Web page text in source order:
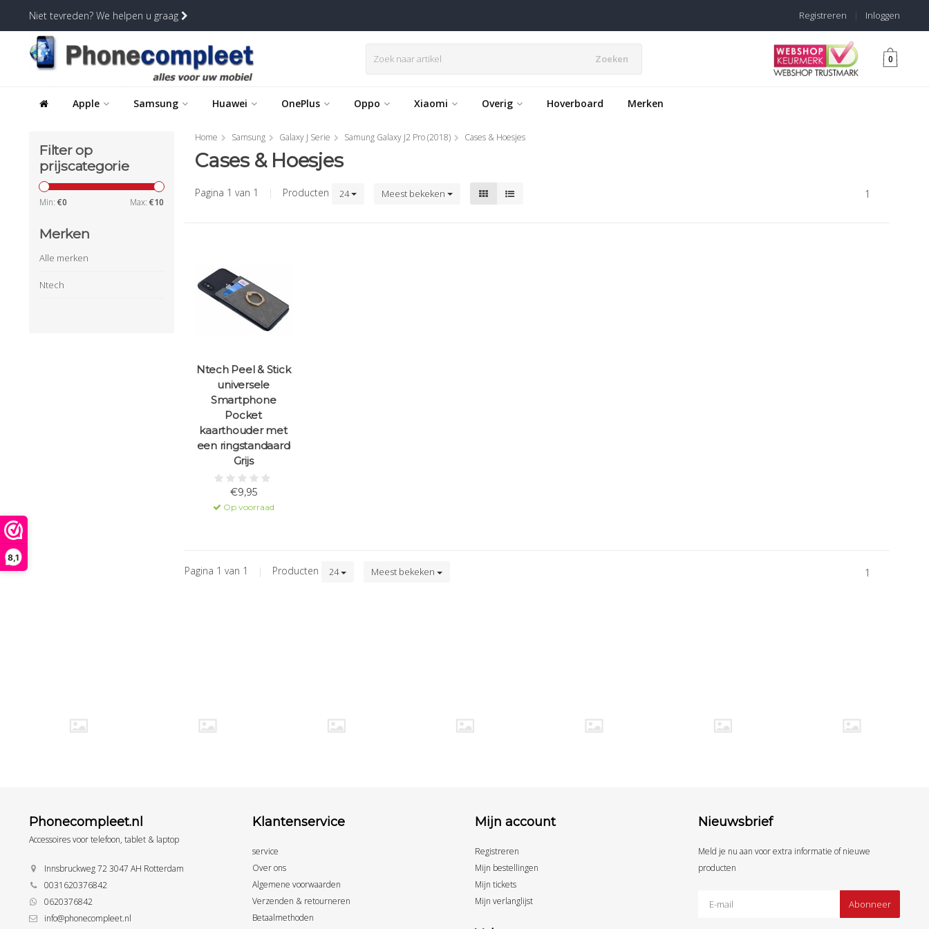
8,1
Niet tevreden? We helpen u graag Inloggen
|
Registreren
Zoeken 0
Apple Samsung Huawei OnePlus Oppo Xiaomi Overig Hoverboard Merken
Filter op
prijscategorie
Min: €0 Max: €10
Merken
Alle merken
Ntech
Home Samsung Galaxy J Serie Samung Galaxy J2 Pro (2018) Cases & Hoesjes
Cases & Hoesjes
Pagina 1 van 1 | Producten 24 Meest bekeken 1
Ntech Peel & Stick
universele
Smartphone
Pocket
kaarthouder met
een ringstandaard
Grijs
€9,95
Op voorraad
Pagina 1 van 1 | Producten 24 Meest bekeken 1
Phonecompleet.nl
Accessoires voor telefoon, tablet & laptop
Innsbruckweg 72 3047 AH Rotterdam
0031620376842
0620376842
info@phonecompleet.nl
Klantenservice
service
Over ons
Algemene voorwaarden
Verzenden & retourneren
Betaalmethoden
Mijn account
Registreren
Mijn bestellingen
Mijn tickets
Mijn verlanglijst
Nieuwsbrief
Meld je nu aan voor extra informatie of nieuwe
producten
Abonneer